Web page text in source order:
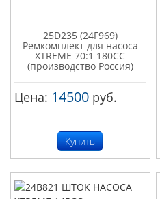
25D235 (24F969)
Ремкомплект для насоса
XTREME 70:1 180СС
(производство Россия)
Цена: 14500 руб.
Купить